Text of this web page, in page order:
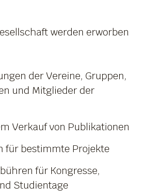
werden erworben
der Vereine, Gruppen,
und Mitglieder der
Verkauf von Publikationen
für bestimmte Projekte
für Kongresse,
Studientage